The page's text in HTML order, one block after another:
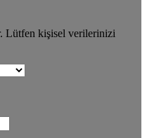
Lütfen kişisel verilerinizi